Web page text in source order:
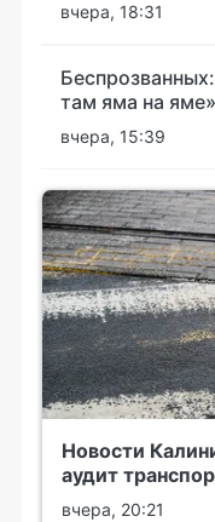
вчера, 18:31
там яма на яме»
вчера, 15:39
Новости
аудит
вчера, 20:21